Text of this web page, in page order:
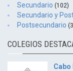
Secundario (102)
Secundario y
Postsecundario
COLEGIOS